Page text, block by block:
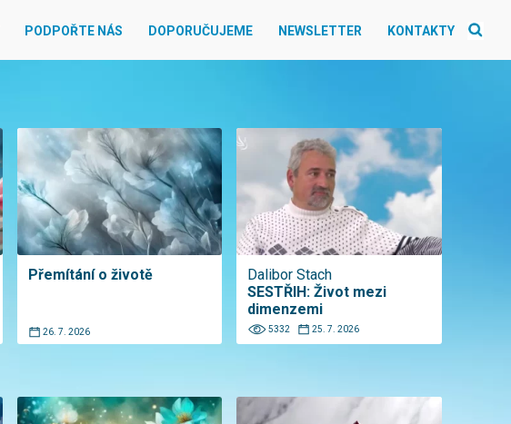
PODPOŘTE NÁS DOPORUČUJEME NEWSLETTER KONTAKTY
Přemítání o životě
26. 7. 2026
Dalibor Stach
SESTŘIH: Život mezi
dimenzemi
5332 25. 7. 2026